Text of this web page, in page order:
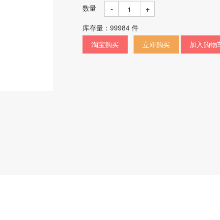
数量 - +
库存量：99984 件
淘宝购买
立即购买 加入购物